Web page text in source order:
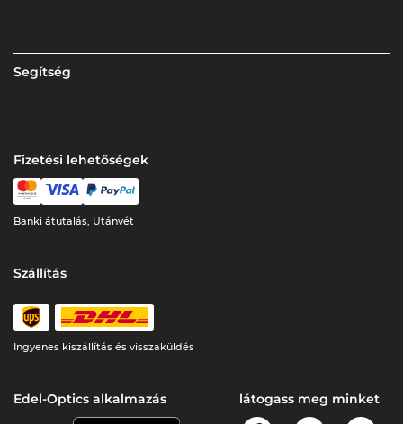
Segítség
Fizetési lehetőségek
Banki átutalás, Utánvét
Szállítás
Ingyenes kiszállítás és visszaküldés
Edel-Optics alkalmazás látogass meg minket